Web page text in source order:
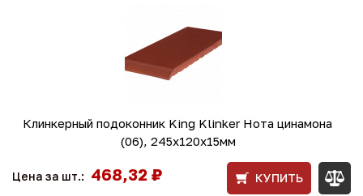
Клинкерный подоконник King Klinker Нота цинамона
(06), 245х120х15мм
Цена за шт.: 468,32 ₽ КУПИТЬ